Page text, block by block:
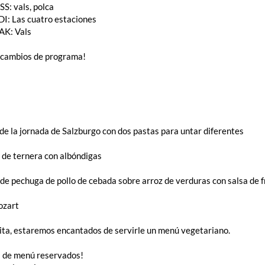
vals, polca
Las cuatro estaciones
Vals
de programa!
la jornada de Salzburgo con dos pastas para untar diferentes
de ternera con albóndigas
pechuga de pollo de cebada sobre arroz de verduras con salsa de
estaremos encantados de servirle un menú vegetariano.
de menú reservados!